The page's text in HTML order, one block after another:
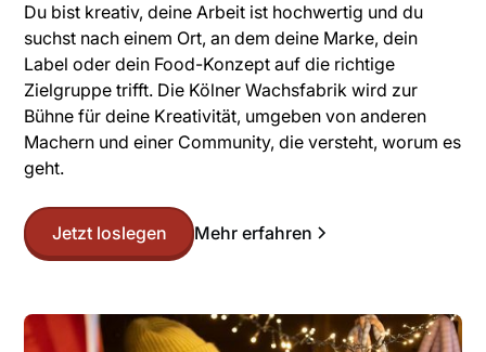
Du bist kreativ, deine Arbeit ist hochwertig und du
suchst nach einem Ort, an dem deine Marke, dein
Label oder dein Food-Konzept auf die richtige
Zielgruppe trifft. Die Kölner Wachsfabrik wird zur
Bühne für deine Kreativität, umgeben von anderen
Machern und einer Community, die versteht, worum es
geht.
Jetzt loslegen Mehr erfahren